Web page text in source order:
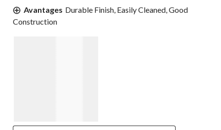
Avantages Durable Finish, Easily Cleaned, Good
Construction